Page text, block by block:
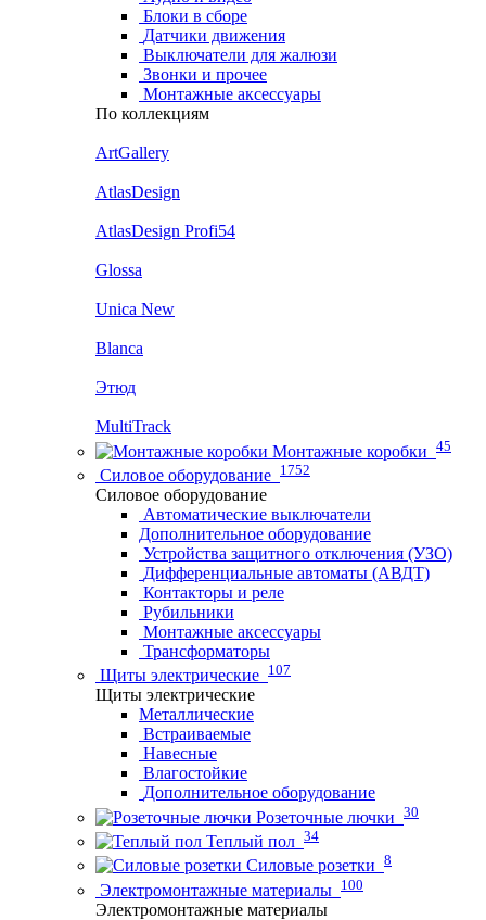
Блоки в сборе
Датчики движения
Выключатели для жалюзи
Звонки и прочее
Монтажные аксессуары
По коллекциям
ArtGallery
AtlasDesign
AtlasDesign Profi54
Glossa
Unica New
Blanca
Этюд
MultiTrack
Монтажные коробки 45
Силовое оборудование 1752
Силовое оборудование
Автоматические выключатели
Дополнительное оборудование
Устройства защитного отключения (УЗО)
Дифференциальные автоматы (АВДТ)
Контакторы и реле
Рубильники
Монтажные аксессуары
Трансформаторы
Щиты электрические 107
Щиты электрические
Металлические
Встраиваемые
Навесные
Влагостойкие
Дополнительное оборудование
Розеточные лючки 30
Теплый пол 34
Силовые розетки 8
Электромонтажные материалы 100
Электромонтажные материалы